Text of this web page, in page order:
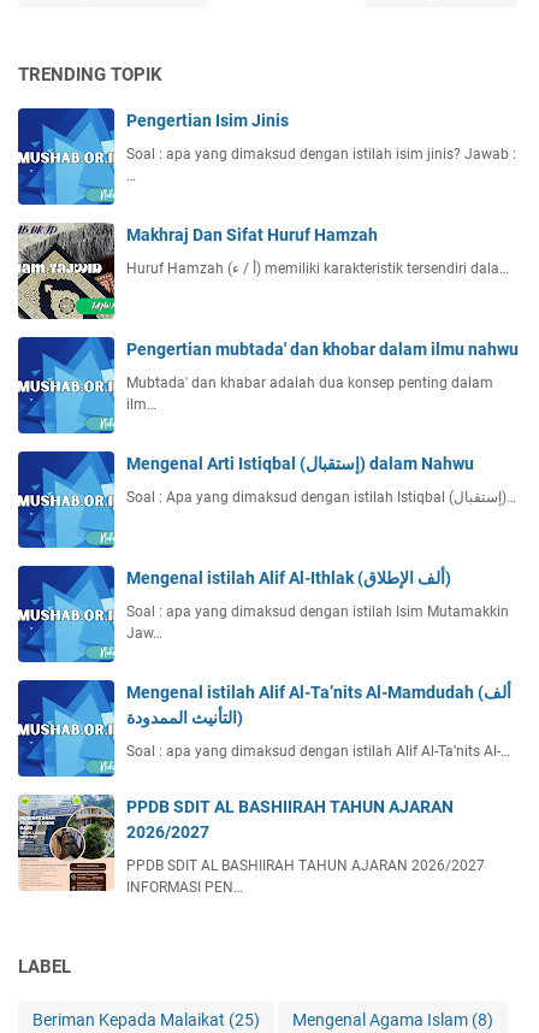
TRENDING TOPIK
Pengertian Isim Jinis
Soal : apa yang dimaksud dengan istilah isim jinis? Jawab :
…
Makhraj Dan Sifat Huruf Hamzah
Huruf Hamzah (أ / ء) memiliki karakteristik tersendiri dala…
Pengertian mubtada' dan khobar dalam ilmu nahwu
Mubtada' dan khabar adalah dua konsep penting dalam
ilm…
Mengenal Arti Istiqbal (إستقبال) dalam Nahwu
Soal : Apa yang dimaksud dengan istilah Istiqbal (إستقبال)…
Mengenal istilah Alif Al-Ithlak (ألف الإطلاق)
Soal : apa yang dimaksud dengan istilah Isim Mutamakkin
Jaw…
Mengenal istilah Alif Al-Ta’nits Al-Mamdudah (ألف
التأنيث الممدودة)
Soal : apa yang dimaksud dengan istilah Alif Al-Ta’nits Al-…
PPDB SDIT AL BASHIIRAH TAHUN AJARAN
2026/2027
PPDB SDIT AL BASHIIRAH TAHUN AJARAN 2026/2027
INFORMASI PEN…
LABEL
Beriman Kepada Malaikat (25) Mengenal Agama Islam (8)